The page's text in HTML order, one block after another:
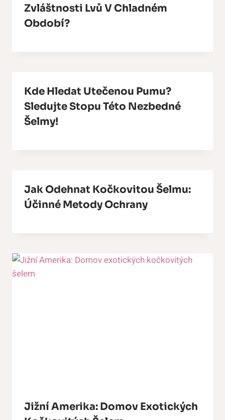
Zvláštnosti Lvů V Chladném
Období?
Kde Hledat Utečenou Pumu?
Sledujte Stopu Této Nezbedné
Šelmy!
Jak Odehnat Kočkovitou Šelmu:
Účinné Metody Ochrany
Jižní Amerika: Domov Exotických